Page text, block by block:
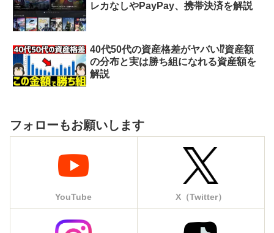
レカなしやPayPay、携帯決済を解説
40代50代の資産格差がヤバい⁉︎資産額
の分布と実は勝ち組になれる資産額を
解説
フォローもお願いします
YouTube X（Twitter）